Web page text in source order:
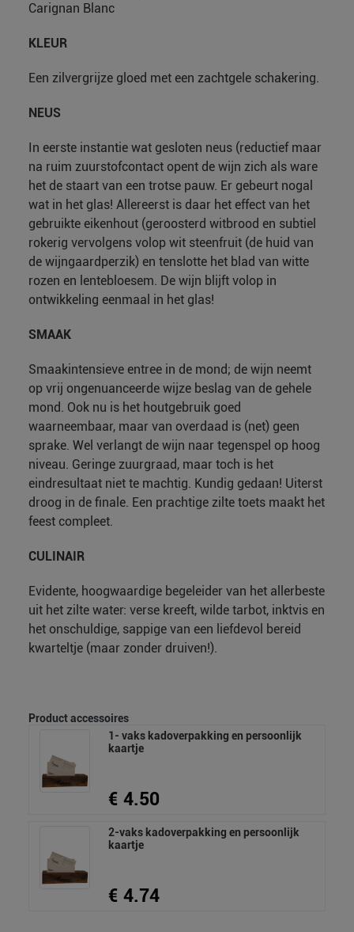
Carignan Blanc
KLEUR
Een zilvergrijze gloed met een zachtgele schakering.
NEUS
In eerste instantie wat gesloten neus (reductief maar
na ruim zuurstofcontact opent de wijn zich als ware
het de staart van een trotse pauw. Er gebeurt nogal
wat in het glas! Allereerst is daar het effect van het
gebruikte eikenhout (geroosterd witbrood en subtiel
rokerig vervolgens volop wit steenfruit (de huid van
de wijngaardperzik) en tenslotte het blad van witte
rozen en lentebloesem. De wijn blijft volop in
ontwikkeling eenmaal in het glas!
SMAAK
Smaakintensieve entree in de mond; de wijn neemt
op vrij ongenuanceerde wijze beslag van de gehele
mond. Ook nu is het houtgebruik goed
waarneembaar, maar van overdaad is (net) geen
sprake. Wel verlangt de wijn naar tegenspel op hoog
niveau. Geringe zuurgraad, maar toch is het
eindresultaat niet te machtig. Kundig gedaan! Uiterst
droog in de finale. Een prachtige zilte toets maakt het
feest compleet.
CULINAIR
Evidente, hoogwaardige begeleider van het allerbeste
uit het zilte water: verse kreeft, wilde tarbot, inktvis en
het onschuldige, sappige van een liefdevol bereid
kwarteltje (maar zonder druiven!).
Product accessoires
1- vaks kadoverpakking en persoonlijk
kaartje
€ 4.50
2-vaks kadoverpakking en persoonlijk
kaartje
€ 4.74